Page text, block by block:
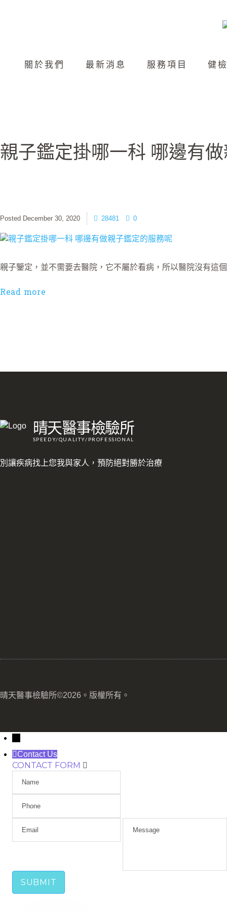
關於我們 最新消息 服務項目 健
親子鑑定掛哪一科 哪邊有
December 30, 2020 28481 0
親子鑒定，並不需要去醫院，它不屬於看病，所以醫院沒有這
Read more
晴天醫事檢驗所
SPEEDY/QUALITY/PROFESSIONAL
別讓疾病找上您我與家人，預防絕對勝於治療
晴天醫事檢驗所©2026。版權所有。
Contact Us
CONTACT FORM